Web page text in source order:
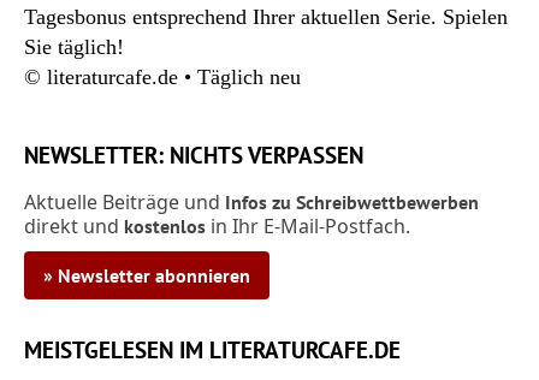
Tagesbonus entsprechend Ihrer aktuellen Serie. Spielen
Sie täglich!
© literaturcafe.de • Täglich neu
NEWSLETTER: NICHTS VERPASSEN
Aktuelle Beiträge und Infos zu Schreibwettbewerben
direkt und kostenlos in Ihr E-Mail-Postfach.
» Newsletter abonnieren
MEISTGELESEN IM LITERATURCAFE.DE